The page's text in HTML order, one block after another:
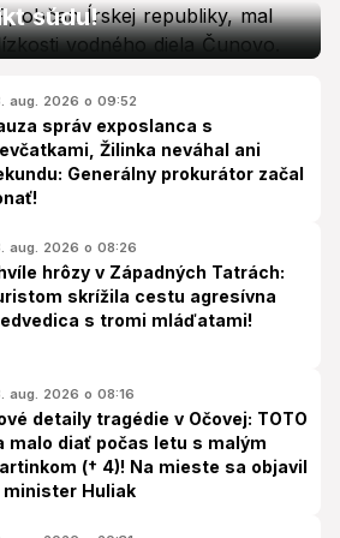
súdu!
aug. 2026 o 09:52
správ exposlanca s
Žilinka neváhal ani
Generálny prokurátor začal
aug. 2026 o 08:26
hrôzy v Západných Tatrách:
skrížila cestu agresívna
s tromi mláďatami!
aug. 2026 o 08:16
detaily tragédie v Očovej: TOTO
malo diať počas letu s malým
(† 4)! Na mieste sa objavil
minister Huliak